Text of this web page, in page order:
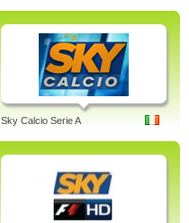
Sky Calcio Serie A